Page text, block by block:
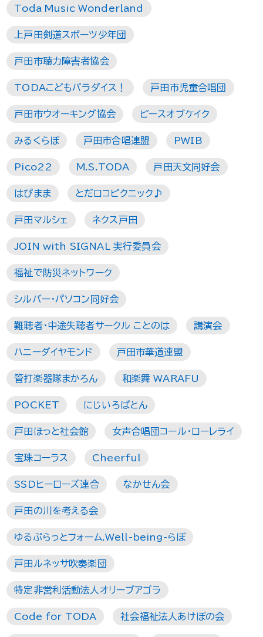
Toda Music Wonderland
上戸田剣道スポーツ少年団
戸田市聴力障害者協会
TODAこどもパラダイス！ 戸田市児童合唱団
戸田市ウオーキング協会 ピースオブケイク
みるくらぼ 戸田市合唱連盟 PWIB
Pico22 M.S.TODA 戸田天文同好会
はぴまま とだロコピクニック♪
戸田マルシェ ネクス戸田
JOIN with SIGNAL 実行委員会
福祉で防災ネットワーク
シルバー・パソコン同好会
難聴者・中途失聴者サークル ことのは 講演会
ハニーダイヤモンド 戸田市華道連盟
管打楽器隊まかろん 和楽舞 WARAFU
POCKET にじいろばとん
戸田ほっと社会館 女声合唱団コール・ローレライ
宝珠コーラス Cheerful
SSDヒーローズ連合 なかせん会
戸田の川を考える会
ゆるぷらっとフォーム.Well-being-らぼ
戸田ルネッサ吹奏楽団
特定非営利活動法人オリーブアゴラ
Code for TODA 社会福祉法人あけぼの会